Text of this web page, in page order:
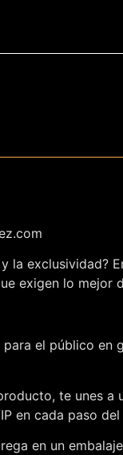
la exclusividad?
exigen lo mejor
el público en
te unes
en cada paso
en un